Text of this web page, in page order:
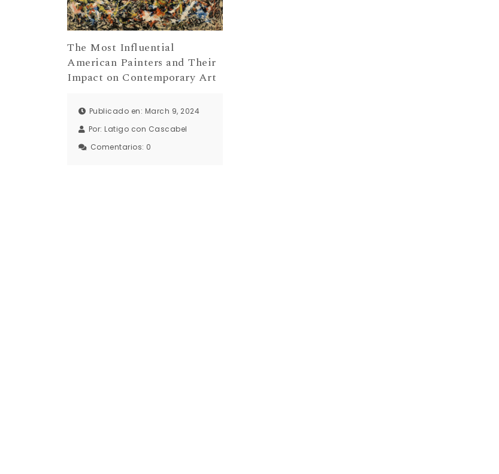
The Most Influential
American Painters and Their
Impact on Contemporary Art
Publicado en: March 9, 2024
Por: Latigo con Cascabel
Comentarios: 0